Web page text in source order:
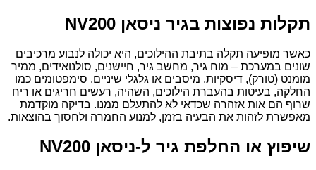
תקלות נפוצות בגיר ניסאן NV200
כאשר מופיעה תקלה בתיבת ההילוכים, היא יכולה לנבוע מרכיבים
שונים במערכת – מוח גיר, מחשב גיר, חיישנים, סולנואידים, ממיר
מומנט (טורק), דיסקיות, מיסבים או גלגלי שיניים. סימפטומים כמו
החלקה, בעיטות בהעברת הילוכים, השהיה, רעשים חריגים או ריח
שרוף הם אות אזהרה שכדאי לא להתעלם ממנו. בדיקה מוקדמת
מאפשרת לזהות את הבעיה בזמן, למנוע החמרה ולחסוך בהוצאות.
שיפוץ או החלפת גיר ל-ניסאן NV200